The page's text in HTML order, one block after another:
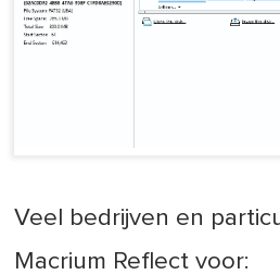
Veel bedrijven en
Macrium Reflect voor: